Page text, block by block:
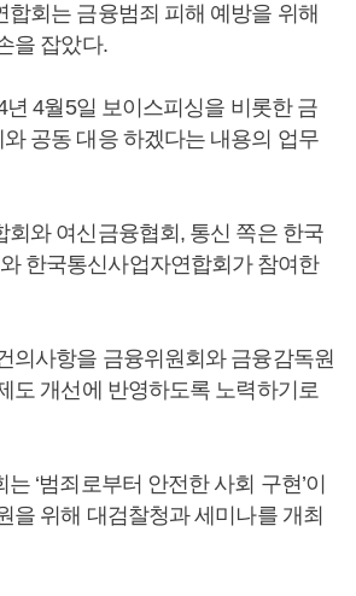
합회는 금융범죄 피해 예방을 위해
을 잡았다.
년 4월5일 보이스피싱을 비롯한 금
공동 대응 하겠다는 내용의 업무
회와 여신금융협회, 통신 쪽은 한국
한국통신사업자연합회가 참여한
의사항을 금융위원회와 금융감독원
도 개선에 반영하도록 노력하기로
‘범죄로부터 안전한 사회 구현’이
을 위해 대검찰청과 세미나를 개최